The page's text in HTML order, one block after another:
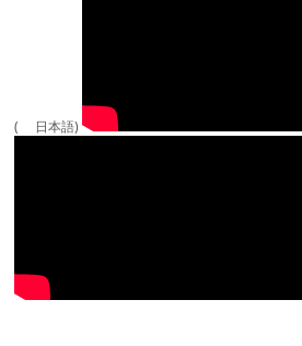
( 日本語)